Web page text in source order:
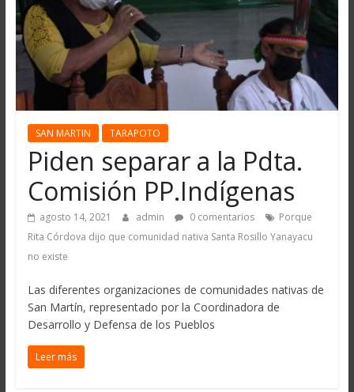
SAN MARTIN TARAPOTO
Piden separar a la Pdta.
Comisión PP.Indígenas
agosto 14, 2021 admin 0 comentarios
Porque
Rita Córdova dijo que comunidad nativa Santa Rosillo Yanayacu
no existe
Las diferentes organizaciones de comunidades nativas de
San Martín, representado por la Coordinadora de
Desarrollo y Defensa de los Pueblos
Leer más